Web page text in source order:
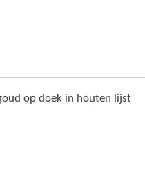
op doek in houten lijst